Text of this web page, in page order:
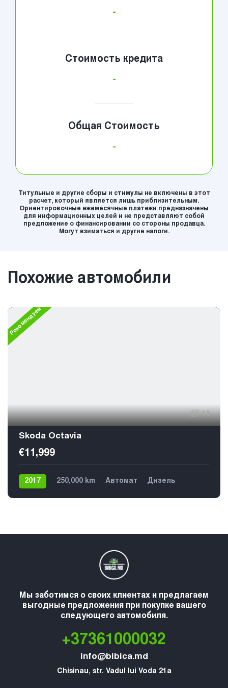
-
Стоимость кредита
-
Общая Стоимость
-
Титульные и другие сборы и стимулы не включены в этот
расчет, который является лишь приблизительным.
Ориентировочные ежемесячные платежи предназначены
для информационных целей и не представляют собой
предложение о финансировании со стороны продавца.
Могут взиматься и другие налоги.
Похожие автомобили
Рекомендуем
14
Skoda Octavia
€11,999
2017 250,000 km Автомат
Дизель
Мы заботимся о своих клиентах и предлагаем
выгодные предложения при покупке вашего
следующего автомобиля.
+37361000032
info@bibica.md
Chisinau, str. Vadul lui Voda 21a